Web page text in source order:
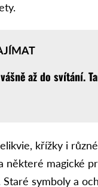
až do svítání.
křížky i
některé magické
symboly a